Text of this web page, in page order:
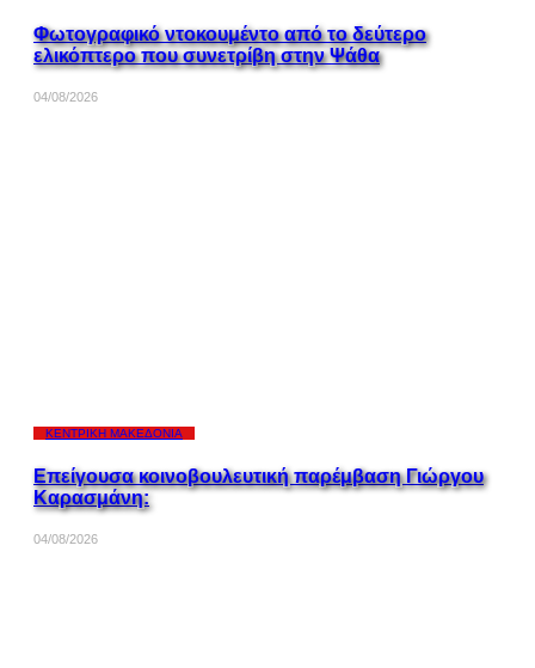
Φωτογραφικό ντοκουμέντο από το δεύτερο
ελικόπτερο που συνετρίβη στην Ψάθα
04/08/2026
ΚΕΝΤΡΙΚΉ ΜΑΚΕΔΟΝΊΑ
Επείγουσα κοινοβουλευτική παρέμβαση Γιώργου
Καρασμάνη:
04/08/2026